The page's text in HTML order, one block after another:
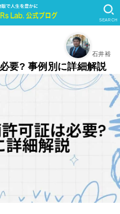
SEARCH
石井裕
要? 事例別に詳細解説